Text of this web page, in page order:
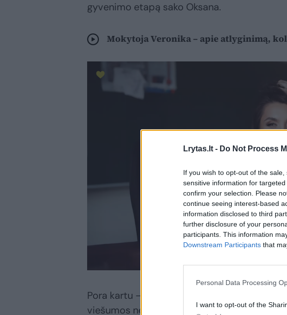
Lrytas.lt - Do Not Process
If you wish to opt-out of the
sensitive information for
confirm your selection. Please
continue seeing interest-based
information disclosed to third
further disclosure of your
participants. This information
Downstream Participants that
Personal Data Processing
I want to opt-out of the
gyvenimo etapą sako Oksana.
Mokytoja Veronika – apie atlyginimą,
Pora kartu – vos du mėnesius. Tačiau šį
viešumos neslėpti, nors patikina –